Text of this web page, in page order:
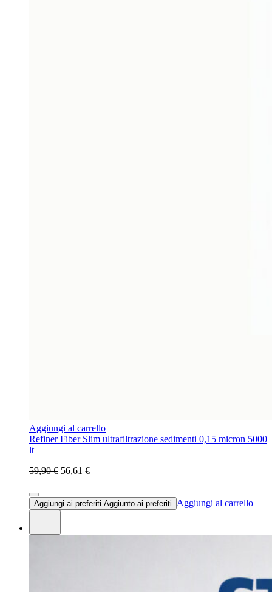
Aggiungi al carrello
Refiner Fiber Slim ultrafiltrazione sedimenti 0,15 micron 5000
lt
59,90 € 56,61 €
Aggiungi ai preferiti Aggiunto ai preferiti Aggiungi al carrello